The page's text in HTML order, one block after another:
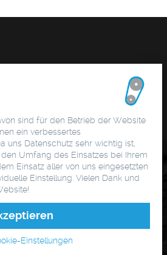
sind für den Betrieb der Website
ein verbessertes
uns Datenschutz sehr wichtig ist,
Umfang des Einsatzes bei Ihrem
Einsatz aller von uns eingesetzten
Einstellung. Vielen Dank und
Einstellungen